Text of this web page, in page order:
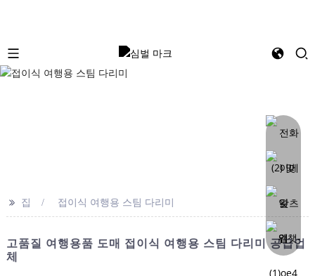
>> 집 접이식 여행용 스팀 다리미
고품질 여행용품 도매 접이식 여행용 스팀 다리미 공급업
체